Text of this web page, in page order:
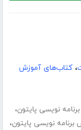
،کتاب‌های آموزش
برنامه نویسی پایتون،
برنامه نویسی پایتون،